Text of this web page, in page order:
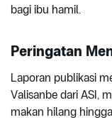
bagi ibu hamil.
Peringatan
Laporan publikasi
Valisanbe dari ASI,
makan hilang